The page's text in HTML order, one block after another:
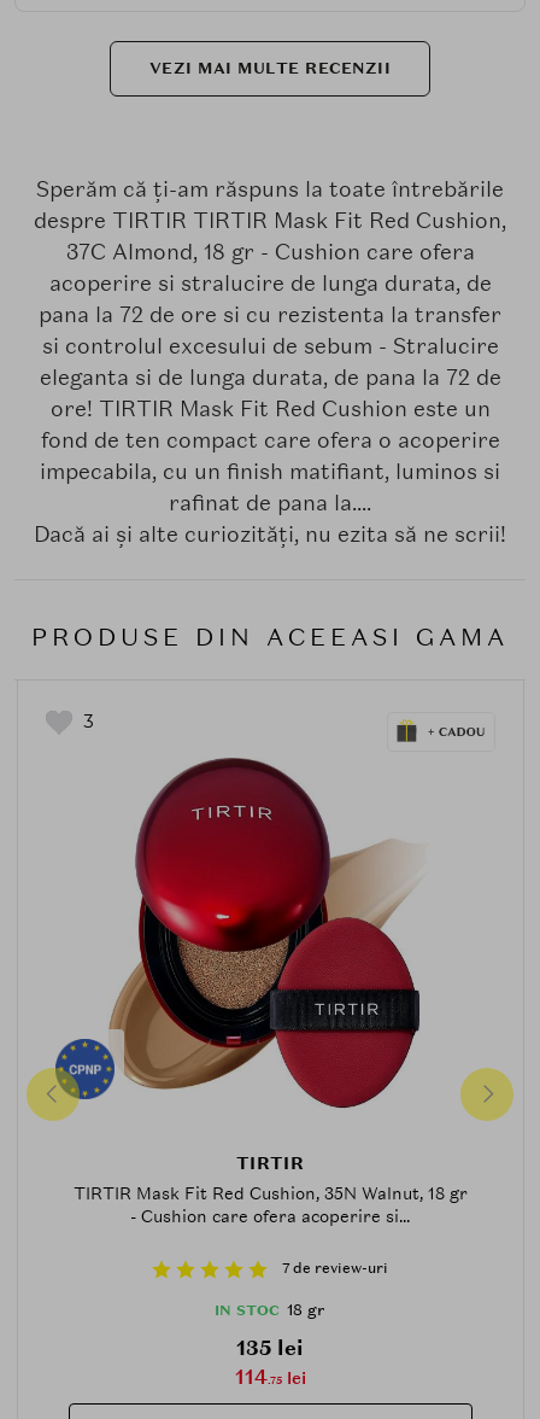
VEZI MAI MULTE RECENZII
Sperăm că ți-am răspuns la toate întrebările
despre TIRTIR TIRTIR Mask Fit Red Cushion,
37C Almond, 18 gr - Cushion care ofera
acoperire si stralucire de lunga durata, de
pana la 72 de ore si cu rezistenta la transfer
si controlul excesului de sebum - Stralucire
eleganta si de lunga durata, de pana la 72 de
ore! TIRTIR Mask Fit Red Cushion este un
fond de ten compact care ofera o acoperire
impecabila, cu un finish matifiant, luminos si
rafinat de pana la....
Dacă ai și alte curiozități, nu ezita să ne scrii!
PRODUSE DIN ACEEASI GAMA
3
TIRTIR
TIRTIR Mask Fit Red Cushion, 35N Walnut, 18 gr
- Cushion care ofera acoperire si...
7 de review-uri
IN STOC 18 gr
135 lei
114.75lei